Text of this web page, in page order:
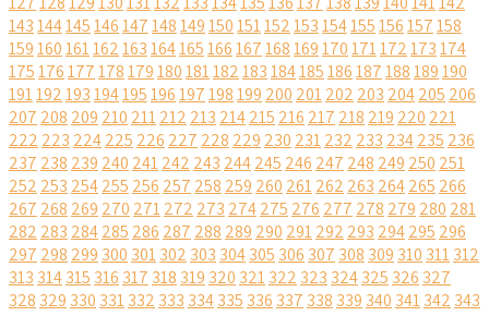
143144145146147148149150151152153154155156157158
159160161162163164165166167168169170171172173174
175176177178179180181182183184185186187188189190
191192193194195196197198199 200 201202 203 204205 206
207 208 209 210 211212 213 214215 216 217 218 219 220 221
222 223 224225 226 227 228 229 230 231232 233 234235 236
237 238 239 240 241242 243 244245 246 247 248 249 250 251
252 253 254255 256 257 258 259 260 261262 263 264265 266
267 268 269 270 271272 273 274275 276 277 278 279 280 281
282 283 284285 286 287 288 289 290 291292 293 294295 296
297 298 299 300 301302 303 304305 306 307 308 309 310 311312
313 314315 316 317 318 319 320 321322 323 324325 326 327
328 329 330 331332 333 334335 336 337 338 339 340 341342 343